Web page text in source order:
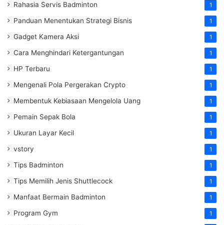
Rahasia Servis Badminton 1
Panduan Menentukan Strategi Bisnis 1
Gadget Kamera Aksi 1
Cara Menghindari Ketergantungan 1
HP Terbaru 1
Mengenali Pola Pergerakan Crypto 1
Membentuk Kebiasaan Mengelola Uang 1
Pemain Sepak Bola 1
Ukuran Layar Kecil 1
vstory 1
Tips Badminton 1
Tips Memilih Jenis Shuttlecock 1
Manfaat Bermain Badminton 1
Program Gym 1